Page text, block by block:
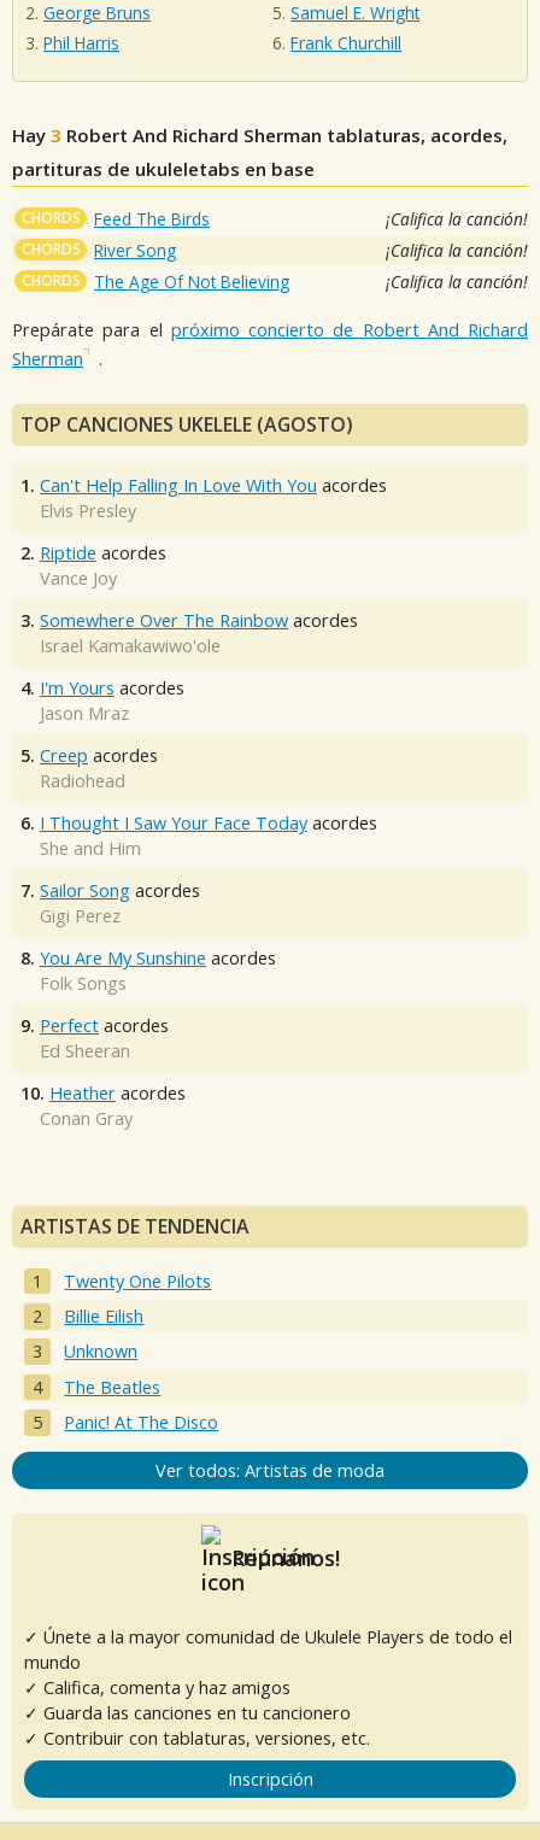
George Bruns
Phil Harris
Samuel E. Wright
Frank Churchill
Hay 3 Robert And Richard Sherman tablaturas, acordes,
partituras de ukuleletabs en base
CHORDS Feed The Birds ¡Califica la canción!
CHORDS River Song ¡Califica la canción!
CHORDS The Age Of Not Believing ¡Califica la canción!
Prepárate para el próximo concierto de Robert And Richard
Sherman
.
TOP CANCIONES UKELELE (AGOSTO)
1. Can't Help Falling In Love With You acordes
Elvis Presley
2. Riptide acordes
Vance Joy
3. Somewhere Over The Rainbow acordes
Israel Kamakawiwo'ole
4. I'm Yours acordes
Jason Mraz
5. Creep acordes
Radiohead
6. I Thought I Saw Your Face Today acordes
She and Him
7. Sailor Song acordes
Gigi Perez
8. You Are My Sunshine acordes
Folk Songs
9. Perfect acordes
Ed Sheeran
10. Heather acordes
Conan Gray
ARTISTAS DE TENDENCIA
Twenty One Pilots
Billie Eilish
Unknown
The Beatles
Panic! At The Disco
Ver todos: Artistas de moda
Reúnanos!
✓ Únete a la mayor comunidad de Ukulele Players de todo el
mundo
✓ Califica, comenta y haz amigos
✓ Guarda las canciones en tu cancionero
✓ Contribuir con tablaturas, versiones, etc.
Inscripción